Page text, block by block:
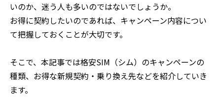
いのか、迷う人も多いのではないでしょうか。
お得に契約したいのであれば、キャンペーン内容につい
て把握しておくことが大切です。
そこで、本記事では格安SIM（シム）のキャンペーンの
種類、お得な新規契約・乗り換え先などを紹介していき
ます。